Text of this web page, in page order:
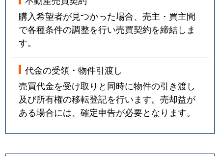
購入希望者が見つかった場合、売主・買主間
で各種条件の調整を行い売買契約を締結しま
す。
代金の受領・物件引渡し
売買代金を受け取りと同時に物件の引き渡し
及び所有権の移転登記を行います。売却益が
ある場合には、確定申告が必要となります。